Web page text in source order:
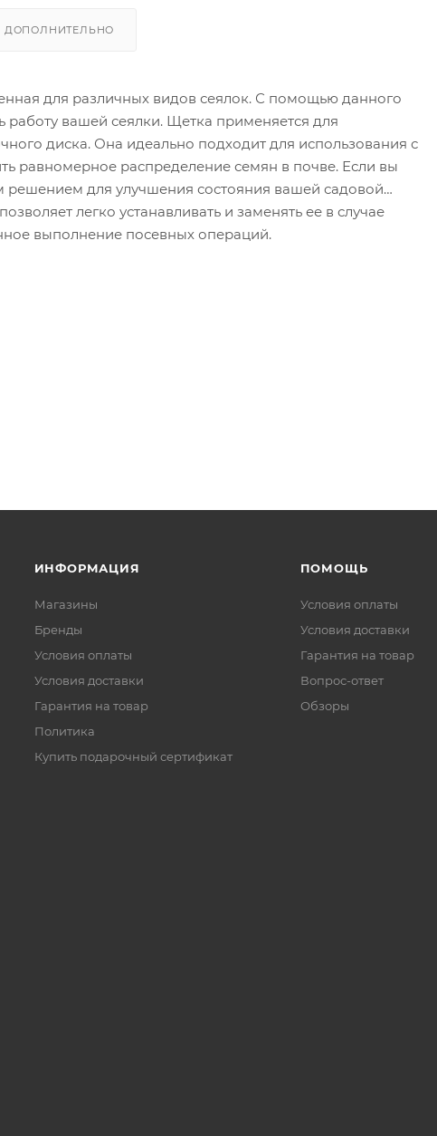
ДОПОЛНИТЕЛЬНО
для различных видов сеялок. С помощью данного
вашей сеялки. Щетка применяется для
диска. Она идеально подходит для использования с
равномерное распределение семян в почве. Если вы
решением для улучшения состояния вашей садовой
легко устанавливать и заменять ее в случае
выполнение посевных операций.
ИНФОРМАЦИЯ
Магазины
Бренды
Условия оплаты
Условия доставки
Гарантия на товар
Политика
Купить подарочный сертификат
ПОМОЩЬ
Условия оплаты
Условия доставки
Гарантия на товар
Вопрос-ответ
Обзоры